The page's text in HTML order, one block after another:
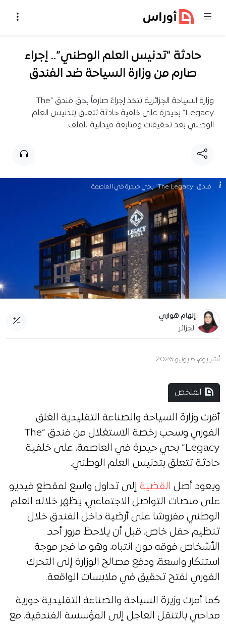
حادثة “تدنيس العلم الوطني”.. إجراء
صارم من وزارة السياحة ضد الفندق
وزارة السياحة الجزائرية تتخذ إجراءً صارماً بحق فندق “The
Legacy” بحيدرة على خلفية حادثة تتعلق بتدنيس العلم
الوطني بعد تحقيقات ومتابعة ميدانية للملف.
فندق "The Legacy" بحي حيدرة في العاصمة
إلهام هواري
الجزائر
نُشر يوم: 6 يونيو 2026
الملخص
أقرت وزارة السياحة والصناعة التقليدية الغلق
الفوري وسحب رخصة الاستغلال من فندق “The
Legacy” بحي حيدرة في العاصمة، على خلفية
حادثة تتعلق بتدنيس العلم الوطني.
ويعود أصل القضية إلى تداول واسع لمقطع فيديو
على منصات التواصل الاجتماعي، يظهر خلاله العلم
الوطني مفروشا على أرضية داخل الفندق خلال
تنظيم حفل خاص، قبل أن يلاحظ مرور أحد
الأشخاص فوقه دون انتباه، وهو ما فجر موجة
استنكار واسعة، ودفع مصالح الوزارة إلى التحرك
الفوري لفتح تحقيق في ملابسات الواقعة.
كما أمرت وزيرة السياحة والصناعة التقليدية حورية
مداحي بالتنقل العاجل إلى المؤسسة الفندقية، مع